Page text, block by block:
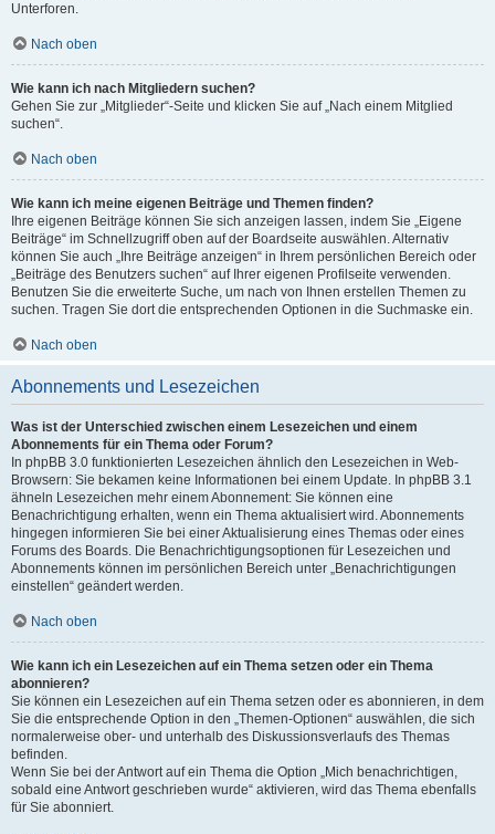
Unterforen.
Nach oben
Wie kann ich nach Mitgliedern suchen?
Gehen Sie zur „Mitglieder“-Seite und klicken Sie auf „Nach einem Mitglied
suchen“.
Nach oben
Wie kann ich meine eigenen Beiträge und Themen finden?
Ihre eigenen Beiträge können Sie sich anzeigen lassen, indem Sie „Eigene
Beiträge“ im Schnellzugriff oben auf der Boardseite auswählen. Alternativ
können Sie auch „Ihre Beiträge anzeigen“ in Ihrem persönlichen Bereich oder
„Beiträge des Benutzers suchen“ auf Ihrer eigenen Profilseite verwenden.
Benutzen Sie die erweiterte Suche, um nach von Ihnen erstellen Themen zu
suchen. Tragen Sie dort die entsprechenden Optionen in die Suchmaske ein.
Nach oben
Abonnements und Lesezeichen
Was ist der Unterschied zwischen einem Lesezeichen und einem
Abonnements für ein Thema oder Forum?
In phpBB 3.0 funktionierten Lesezeichen ähnlich den Lesezeichen in Web-
Browsern: Sie bekamen keine Informationen bei einem Update. In phpBB 3.1
ähneln Lesezeichen mehr einem Abonnement: Sie können eine
Benachrichtigung erhalten, wenn ein Thema aktualisiert wird. Abonnements
hingegen informieren Sie bei einer Aktualisierung eines Themas oder eines
Forums des Boards. Die Benachrichtigungsoptionen für Lesezeichen und
Abonnements können im persönlichen Bereich unter „Benachrichtigungen
einstellen“ geändert werden.
Nach oben
Wie kann ich ein Lesezeichen auf ein Thema setzen oder ein Thema
abonnieren?
Sie können ein Lesezeichen auf ein Thema setzen oder es abonnieren, in dem
Sie die entsprechende Option in den „Themen-Optionen“ auswählen, die sich
normalerweise ober- und unterhalb des Diskussionsverlaufs des Themas
befinden.
Wenn Sie bei der Antwort auf ein Thema die Option „Mich benachrichtigen,
sobald eine Antwort geschrieben wurde“ aktivieren, wird das Thema ebenfalls
für Sie abonniert.